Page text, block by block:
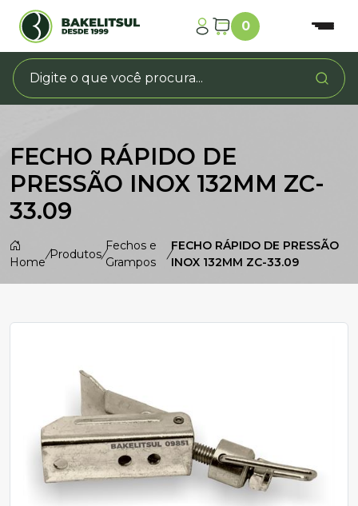
0
FECHO RÁPIDO DE
PRESSÃO INOX 132MM ZC-
33.09
Home
/Produtos/
Fechos e
Grampos
/
FECHO RÁPIDO DE PRESSÃO
INOX 132MM ZC-33.09